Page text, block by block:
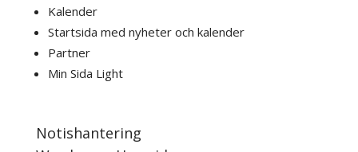
Kalender
Startsida med nyheter och kalender
Partner
Min Sida Light
Notishantering